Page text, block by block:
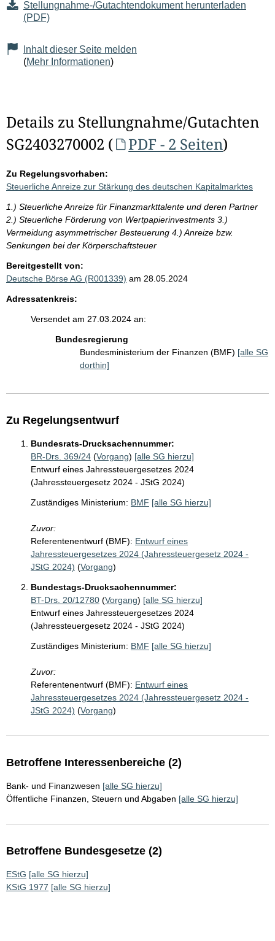
Stellungnahme-/Gutachtendokument herunterladen
(PDF)
Inhalt dieser Seite melden
(Mehr Informationen)
Details zu Stellungnahme/Gutachten
SG2403270002 (
PDF - 2 Seiten)
Zu Regelungsvorhaben:
Steuerliche Anreize zur Stärkung des deutschen Kapitalmarktes
1.) Steuerliche Anreize für Finanzmarkttalente und deren Partner
2.) Steuerliche Förderung von Wertpapierinvestments 3.)
Vermeidung asymmetrischer Besteuerung 4.) Anreize bzw.
Senkungen bei der Körperschaftsteuer
Bereitgestellt von:
Deutsche Börse AG (R001339) am 28.05.2024
Adressatenkreis:
Versendet am 27.03.2024 an:
Bundesregierung
Bundesministerium der Finanzen (BMF) [alle SG
dorthin]
Zu Regelungsentwurf
Bundesrats-Drucksachennummer:
BR-Drs. 369/24 (Vorgang) [alle SG hierzu]
Entwurf eines Jahressteuergesetzes 2024
(Jahressteuergesetz 2024 - JStG 2024)
Zuständiges Ministerium: BMF [alle SG hierzu]
Zuvor:
Referentenentwurf (BMF): Entwurf eines
Jahressteuergesetzes 2024 (Jahressteuergesetz 2024 -
JStG 2024) (Vorgang)
Bundestags-Drucksachennummer:
BT-Drs. 20/12780 (Vorgang) [alle SG hierzu]
Entwurf eines Jahressteuergesetzes 2024
(Jahressteuergesetz 2024 - JStG 2024)
Zuständiges Ministerium: BMF [alle SG hierzu]
Zuvor:
Referentenentwurf (BMF): Entwurf eines
Jahressteuergesetzes 2024 (Jahressteuergesetz 2024 -
JStG 2024) (Vorgang)
Betroffene Interessenbereiche (2)
Bank- und Finanzwesen [alle SG hierzu]
Öffentliche Finanzen, Steuern und Abgaben [alle SG hierzu]
Betroffene Bundesgesetze (2)
EStG [alle SG hierzu]
KStG 1977 [alle SG hierzu]